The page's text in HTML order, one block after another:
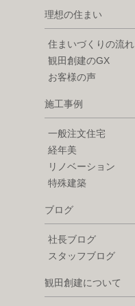
理想の住まい
住まいづくりの流れ
観田創建のGX
お客様の声
施工事例
一般注文住宅
経年美
リノベーション
特殊建築
ブログ
社長ブログ
スタッフブログ
観田創建について